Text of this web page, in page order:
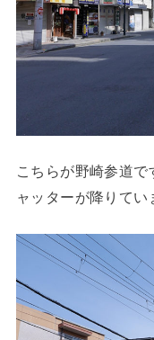
こちらが野崎参道
ャッターが降りてい